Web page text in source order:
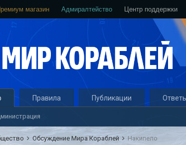
магазин Адмиралтейство Центр поддержки
Правила Публикации
Обсуждение Мира Кораблей Накипело